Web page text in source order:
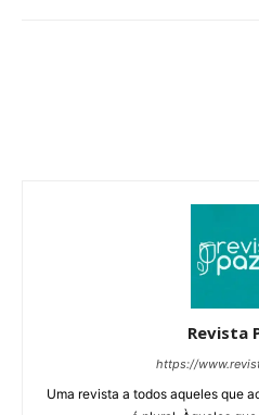
Revista
https://
Uma revista a todos aqueles que